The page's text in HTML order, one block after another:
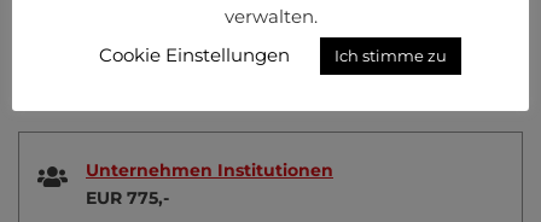
Eine Mitgliedschaft in der Bundesvereinigung Logistik
bringt viele Vorteile.
Bitte fördern und fordern Sie uns!
Unternehmen Institutionen
EUR 775,-
verwalten.
Cookie Einstellungen
Ich stimme zu